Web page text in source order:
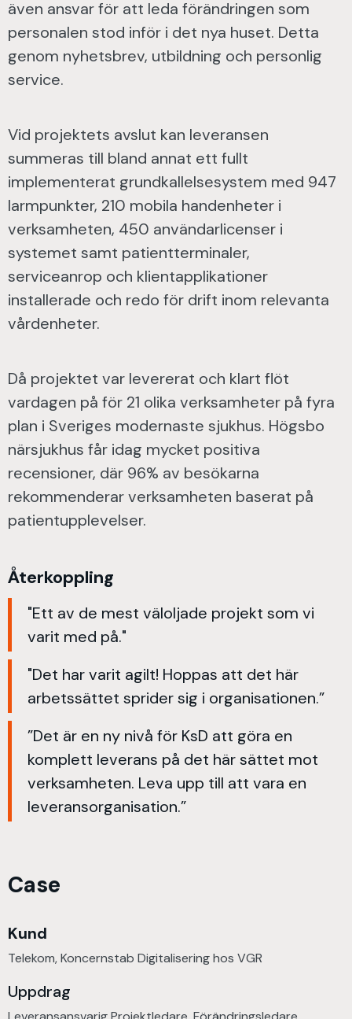
även ansvar för att leda förändringen som
personalen stod inför i det nya huset. Detta
genom nyhetsbrev, utbildning och personlig
service.
Vid projektets avslut kan leveransen
summeras till bland annat ett fullt
implementerat grundkallelsesystem med 947
larmpunkter, 210 mobila handenheter i
verksamheten, 450 användarlicenser i
systemet samt patientterminaler,
serviceanrop och klientapplikationer
installerade och redo för drift inom relevanta
vårdenheter.
Då projektet var levererat och klart flöt
vardagen på för 21 olika verksamheter på fyra
plan i Sveriges modernaste sjukhus. Högsbo
närsjukhus får idag mycket positiva
recensioner, där 96% av besökarna
rekommenderar verksamheten baserat på
patientupplevelser.
Återkoppling
"Ett av de mest väloljade projekt som vi
varit med på."
"Det har varit agilt! Hoppas att det här
arbetssättet sprider sig i organisationen.”
”Det är en ny nivå för KsD att göra en
komplett leverans på det här sättet mot
verksamheten. Leva upp till att vara en
leveransorganisation.”
Case
Kund
Telekom, Koncernstab Digitalisering hos VGR
Uppdrag